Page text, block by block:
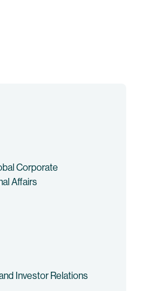
Corporate
Affairs
Investor Relations